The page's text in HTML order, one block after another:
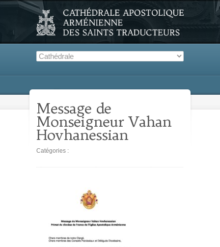
Message de
Monseigneur Vahan
Hovhanessian
Catégories :